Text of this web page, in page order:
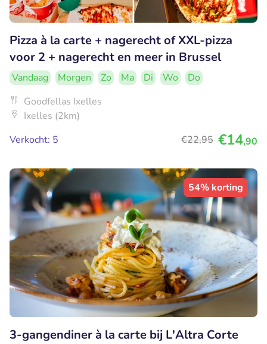
Pizza à la carte + nagerecht of XXL-pizza
voor 2 + nagerecht en meer in Brussel
Vandaag Morgen Zo Ma Di Wo
Do
Goodfellas Ixelles
Ixelles (2km)
Verkocht: 5
€22,95 €14,90
54% korting
3-gangendiner à la carte bij L'Altra Corte